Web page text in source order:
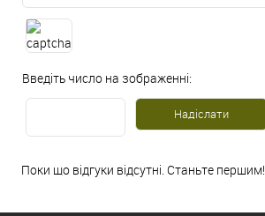
Введіть число на зображенні:
Поки що відгуки відсутні. Станьте першим!